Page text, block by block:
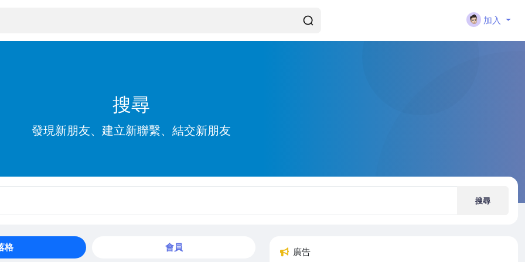
加入
搜尋
發現新朋友、建立新聯繫、結交新朋友
搜尋
格 會員 廣告